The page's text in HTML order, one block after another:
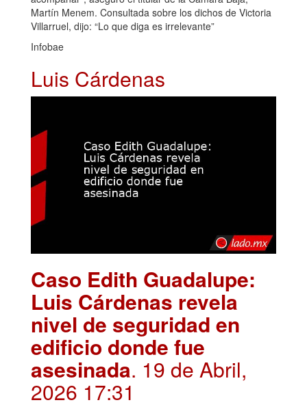
Martín Menem. Consultada sobre los dichos de Victoria
Villarruel, dijo: “Lo que diga es irrelevante”
Infobae
Luis Cárdenas
Caso Edith Guadalupe:
Luis Cárdenas revela
nivel de seguridad en
edificio donde fue
asesinada. 19 de Abril,
2026 17:31